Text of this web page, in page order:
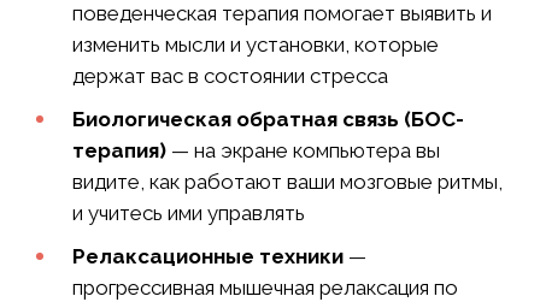
поведенческая терапия помогает выявить и
изменить мысли и установки, которые
держат вас в состоянии стресса
Биологическая обратная связь (БОС-
терапия) — на экране компьютера вы
видите, как работают ваши мозговые ритмы,
и учитесь ими управлять
Релаксационные техники —
прогрессивная мышечная релаксация по